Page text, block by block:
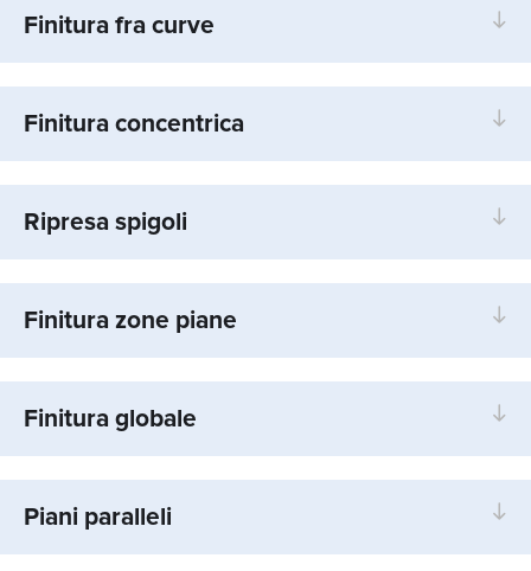
Finitura fra curve
Finitura concentrica
Ripresa spigoli
Finitura zone piane
Finitura globale
Piani paralleli